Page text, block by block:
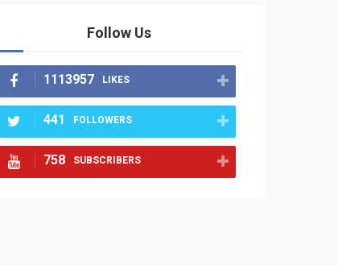
Follow Us
1113957 LIKES
441 FOLLOWERS
758 SUBSCRIBERS